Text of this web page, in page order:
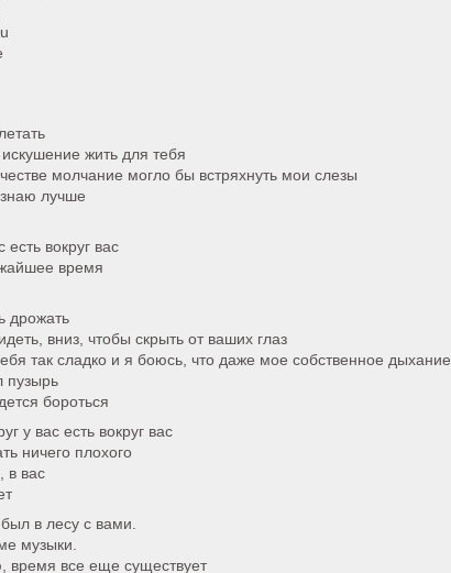
жить для тебя
молчание могло бы встряхнуть мои слезы
лучше
вокруг вас
время
дрожать
вниз, чтобы скрыть от ваших глаз
так сладко и я боюсь, что даже мое собственное дыхание
пузырь
бороться
у вас есть вокруг вас
ничего плохого
в вас
в лесу с вами.
музыки.
время все еще существует